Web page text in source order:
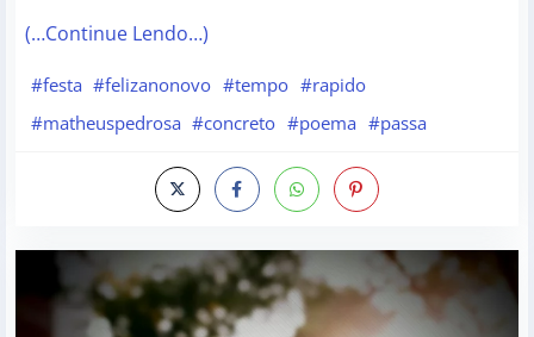
(…Continue Lendo…)
#festa #felizanonovo #tempo #rapido
#matheuspedrosa #concreto #poema #passa